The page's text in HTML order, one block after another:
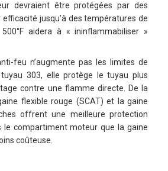
devraient être protégées par des
jusqu’à des températures de
aidera à « ininflammabiliser »
feu n’augmente pas les limites de
303, elle protège le tuyau plus
contre une flamme directe. De la
flexible rouge (SCAT) et la gaine
offrent une meilleure protection
le compartiment moteur que la gaine
coûteuse.